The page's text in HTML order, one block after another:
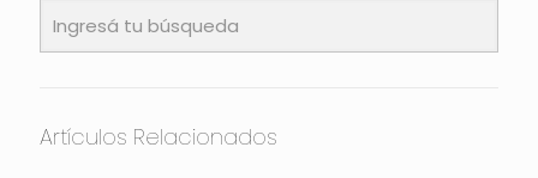
Artículos Relacionados